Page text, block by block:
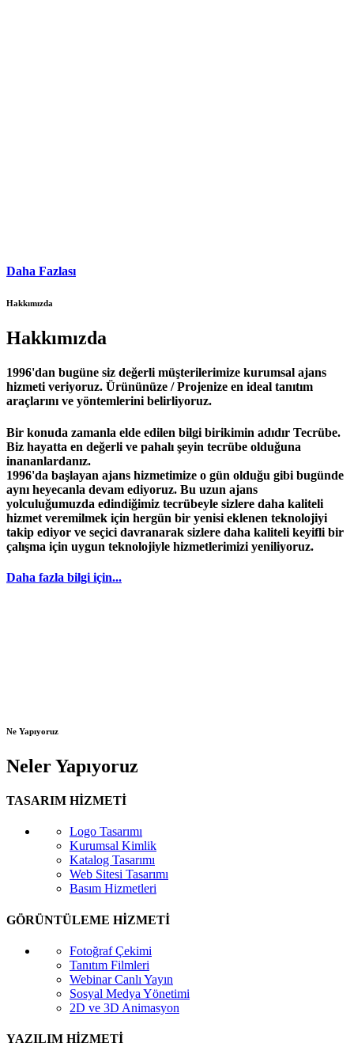
Daha Fazlası
Hakkımızda
Hakkımızda
1996'dan bugüne siz değerli müşterilerimize kurumsal ajans
hizmeti veriyoruz. Ürününüze / Projenize en ideal tanıtım
araçlarını ve yöntemlerini belirliyoruz.
Bir konuda zamanla elde edilen bilgi birikimin adıdır Tecrübe.
Biz hayatta en değerli ve pahalı şeyin tecrübe olduğuna
inananlardanız.
1996'da başlayan ajans hizmetimize o gün olduğu gibi bugünde
aynı heyecanla devam ediyoruz. Bu uzun ajans
yolculuğumuzda edindiğimiz tecrübeyle sizlere daha kaliteli
hizmet veremilmek için hergün bir yenisi eklenen teknolojiyi
takip ediyor ve seçici davranarak sizlere daha kaliteli keyifli bir
çalışma için uygun teknolojiyle hizmetlerimizi yeniliyoruz.
Daha fazla bilgi için...
Ne Yapıyoruz
Neler Yapıyoruz
TASARIM HİZMETİ
Logo Tasarımı
Kurumsal Kimlik
Katalog Tasarımı
Web Sitesi Tasarımı
Basım Hizmetleri
GÖRÜNTÜLEME HİZMETİ
Fotoğraf Çekimi
Tanıtım Filmleri
Webinar Canlı Yayın
Sosyal Medya Yönetimi
2D ve 3D Animasyon
YAZILIM HİZMETİ